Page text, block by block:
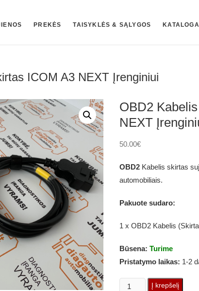
PREKĖS TAISYKLĖS & SĄLYGOS KATALOGAI
ICOM A3 NEXT Įrenginiui
OBD2
NEXT
50.00€
OBD2Kabelis skirtas
automobiliais.
Pakuote sudaro:
1 x OBD2 Kabelis
Būsena: Turime
Pristatymo laikas: 1-2
produkto
Į krepšelį